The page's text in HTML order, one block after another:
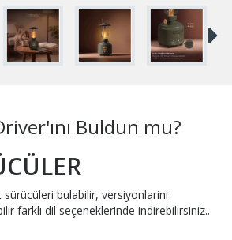
Buldun mu?
sürücüleri bulabilir, versiyonlarini
farklı dil seçeneklerinde indirebilirsiniz..